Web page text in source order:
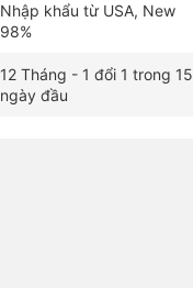
Nhập khẩu từ USA, New
98%
12 Tháng - 1 đổi 1 trong 15
ngày đầu